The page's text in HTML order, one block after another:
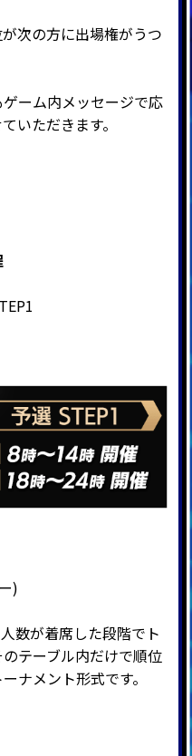
次の方に出場権がうつ
ーム内メッセージで応
いただきます。
)
数が着席した段階でト
テーブル内だけで順位
ナメント形式です。